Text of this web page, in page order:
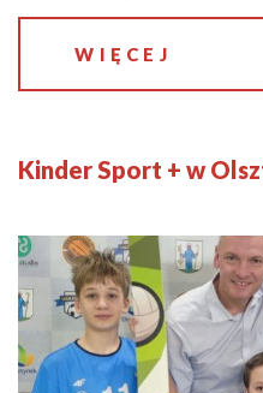
WIĘCEJ
Kinder Sport + w